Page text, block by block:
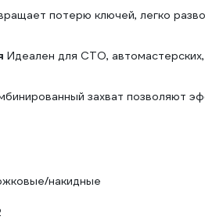
потерю ключей, легко
Идеален для СТО,
захват позволяют
накидные